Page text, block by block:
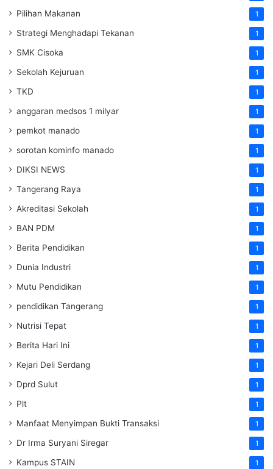
Pilihan Makanan 1
Strategi Menghadapi Tekanan 1
SMK Cisoka 1
Sekolah Kejuruan 1
TKD 1
anggaran medsos 1 milyar 1
pemkot manado 1
sorotan kominfo manado 1
DIKSI NEWS 1
Tangerang Raya 1
Akreditasi Sekolah 1
BAN PDM 1
Berita Pendidikan 1
Dunia Industri 1
Mutu Pendidikan 1
pendidikan Tangerang 1
Nutrisi Tepat 1
Berita Hari Ini 1
Kejari Deli Serdang 1
Dprd Sulut 1
Plt 1
Manfaat Menyimpan Bukti Transaksi 1
Dr Irma Suryani Siregar 1
Kampus STAIN 1